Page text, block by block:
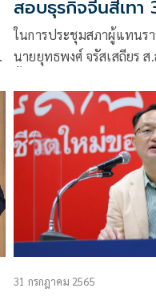
สอบธุรกิจจีนสีเท
แก๊งคอลเซ็นเตอร์
ในการประชุมสภาผู้แทนร
นายยุทธพงศ์ จรัสเสถียร ส
และรมว.กลาโหม ต่อกรณี
ชาวจีนซึ่งเปิดผับกลางกรุง
31 กรกฎาคม 2565